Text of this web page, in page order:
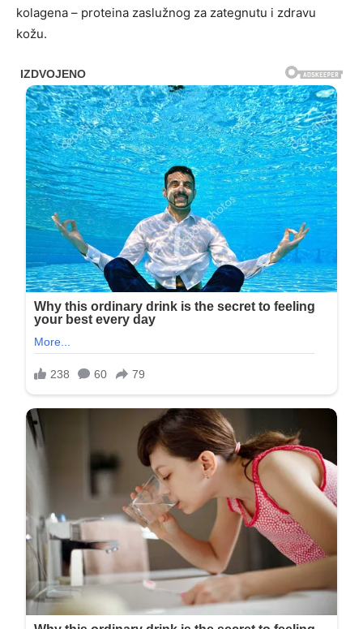
kolagena – proteina zaslužnog za zategnutu i zdravu
kožu.